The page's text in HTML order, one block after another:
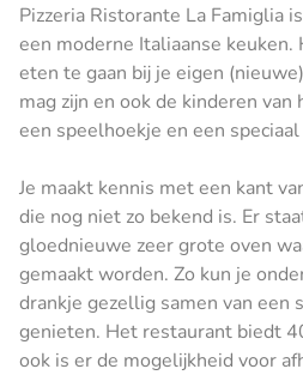
Pizzeria Ristorante La Famiglia
een moderne Italiaanse
eten te gaan bij je eigen
mag zijn en ook de kinderen
een speelhoekje en een
Je maakt kennis met een kant
die nog niet zo bekend is. Er
gloednieuwe zeer grote oven
gemaakt worden. Zo kun je
drankje gezellig samen van een
genieten. Het restaurant biedt
ook is er de mogelijkheid voor